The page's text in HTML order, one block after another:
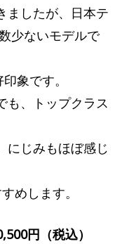
ましたが、日本テ
少ないモデルで
象です。
も、トップクラス
にじみもほぼ感じ
めします。
円（税込）